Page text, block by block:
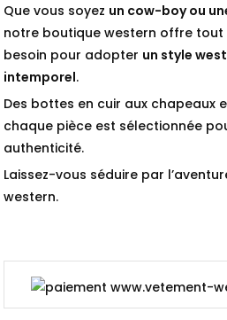
Que vous soyez un cow-boy ou
notre boutique western offre tout
besoin pour adopter un style
intemporel.
Des bottes en cuir aux chapeaux
chaque pièce est sélectionnée
authenticité.
Laissez-vous séduire par
western.